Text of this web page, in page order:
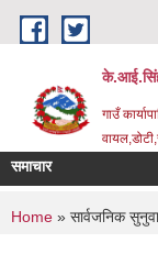
Skip to main content
गाउँ
समाचार
You are
Home » सार्वजनिक